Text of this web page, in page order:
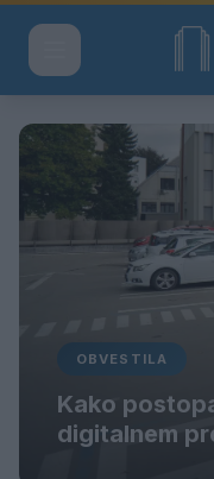
OBVESTILA
Kako
digitalnem